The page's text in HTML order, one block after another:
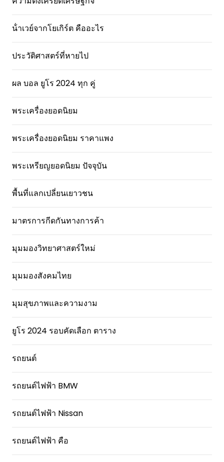
น้ําเวย์จากโยเกิร์ต คืออะไร
ประวัติศาสตร์ที่หายไป
ผล บอล ยูโร 2024 ทุก คู่
พระเครื่องยอดนิยม
พระเครื่องยอดนิยม ราคาแพง
พระเหรียญยอดนิยม ปัจจุบัน
พื้นที่แลกเปลี่ยนเยาวชน
มาตรการกีดกันทางการค้า
มุมมองวิทยาศาสตร์ใหม่
มุมมองสังคมไทย
มุมสุขภาพและความงาม
ยูโร 2024 รอบคัดเลือก ตาราง
รถยนต์
รถยนต์ไฟฟ้า BMW
รถยนต์ไฟฟ้า Nissan
รถยนต์ไฟฟ้า คือ